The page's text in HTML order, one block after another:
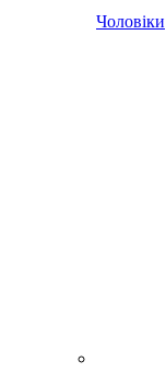
Чоловіки